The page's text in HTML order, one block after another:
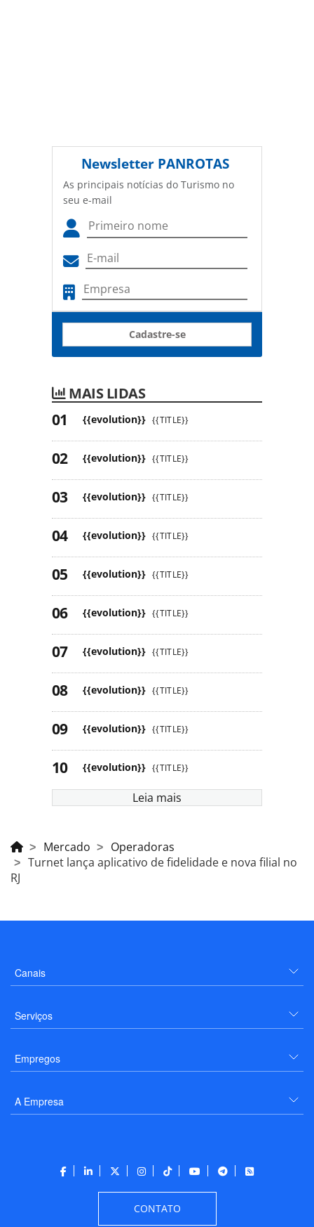
Newsletter PANROTAS
As principais notícias do Turismo no
seu e-mail
Cadastre-se
MAIS LIDAS
{{evolution}} {{TITLE}}
{{evolution}} {{TITLE}}
{{evolution}} {{TITLE}}
{{evolution}} {{TITLE}}
{{evolution}} {{TITLE}}
{{evolution}} {{TITLE}}
{{evolution}} {{TITLE}}
{{evolution}} {{TITLE}}
{{evolution}} {{TITLE}}
{{evolution}} {{TITLE}}
Leia mais
Mercado
Operadoras
Turnet lança aplicativo de fidelidade e nova filial no
RJ
Canais
Serviços
Empregos
A Empresa
CONTATO